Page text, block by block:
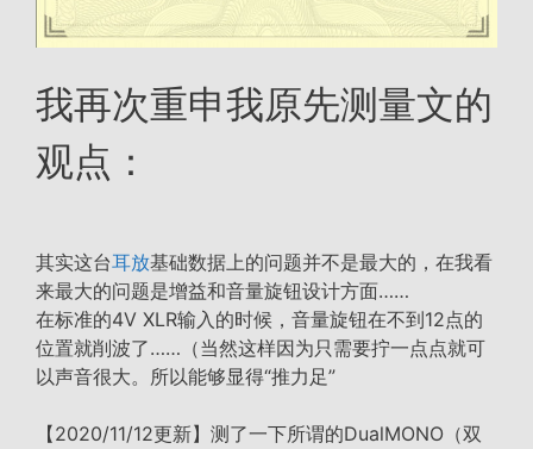
我再次重申我原先测量文的
观点：
其实这台耳放基础数据上的问题并不是最大的，在我看
来最大的问题是增益和音量旋钮设计方面……
在标准的4V XLR输入的时候，音量旋钮在不到12点的
位置就削波了……（当然这样因为只需要拧一点点就可
以声音很大。所以能够显得“推力足”
【2020/11/12更新】测了一下所谓的DualMONO（双